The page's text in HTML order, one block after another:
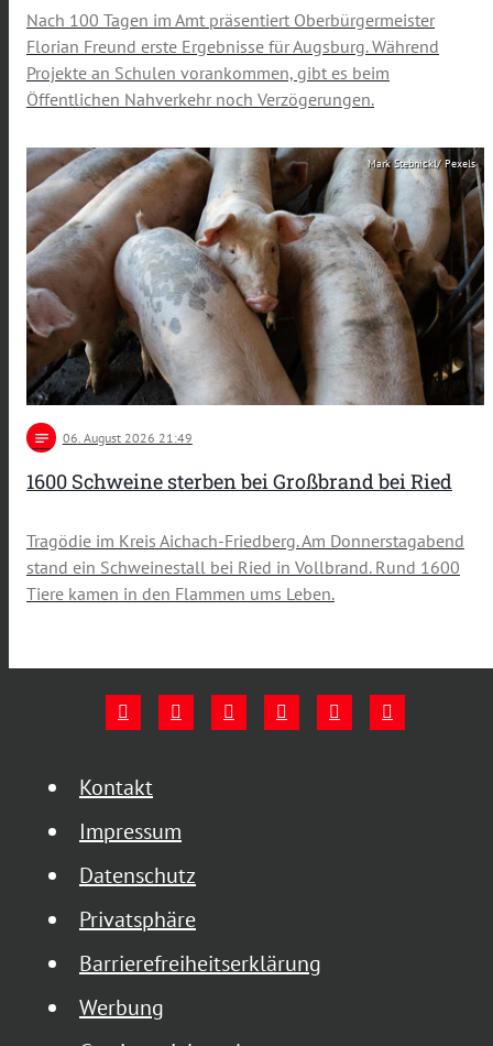
Nach 100 Tagen im Amt präsentiert Oberbürgermeister
Florian Freund erste Ergebnisse für Augsburg. Während
Projekte an Schulen vorankommen, gibt es beim
Öffentlichen Nahverkehr noch Verzögerungen.
Mark Stebnickl/ Pexels
notes 06 . August 2026 21:49
1600 Schweine sterben bei Großbrand bei Ried
Tragödie im Kreis Aichach-Friedberg. Am Donnerstagabend
stand ein Schweinestall bei Ried in Vollbrand. Rund 1600
Tiere kamen in den Flammen ums Leben.
Kontakt
Impressum
Datenschutz
Privatsphäre
Barrierefreiheitserklärung
Werbung